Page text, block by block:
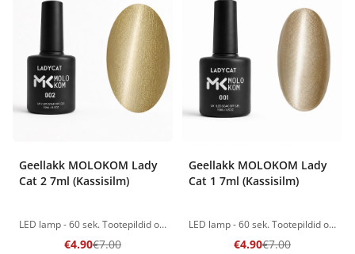
Geellakk MOLOKOM Lady
Cat 2 7ml (Kassisilm)
LED lamp - 60 sek. Tootepildid on illustratiivsed. Küsimuste korral ootame alati Sinu meili nanatallinn@gmail.com
€4.90€7.00
Geellakk MOLOKOM Lady
Cat 1 7ml (Kassisilm)
LED lamp - 60 sek. Tootepildid on illustratiivsed. Küsimuste korral ootame alati Sinu meili nanatallinn@gmail.com
€4.90€7.00